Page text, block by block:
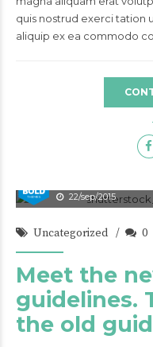
quis nostrud exerci tation
aliquip ex ea commodo
22/sep/2015
Uncategorized 0
Meet the
guidelines.
the old